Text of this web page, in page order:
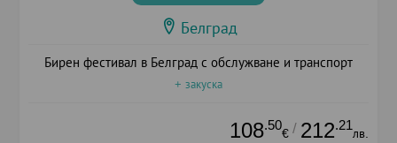
Белград
Бирен фестивал в Белград с обслужване и транспорт
+ закуска
108.50
€ / 212.21
лв.